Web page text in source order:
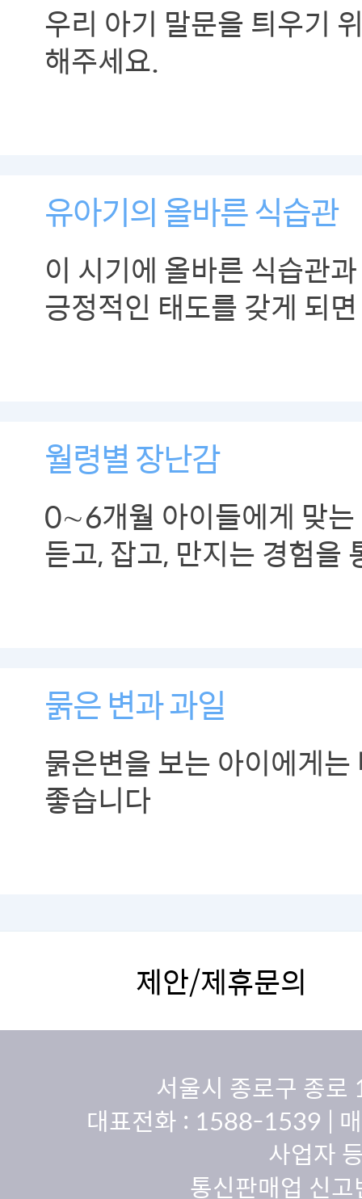
우리 아기 말문을 틔우기
해주세요.
유아기의 올바른 식습관
이 시기에 올바른 식습관
긍정적인 태도를 갖게 되
월령별 장난감
0∼6개월 아이들에게 맞는
듣고, 잡고, 만지는 경험을
묽은 변과 과일
묽은변을 보는 아이에게는
좋습니다
제안/제휴문의
서울시 종로구 종
대표전화 : 1588-1539 |
사업자
통신판매업 신